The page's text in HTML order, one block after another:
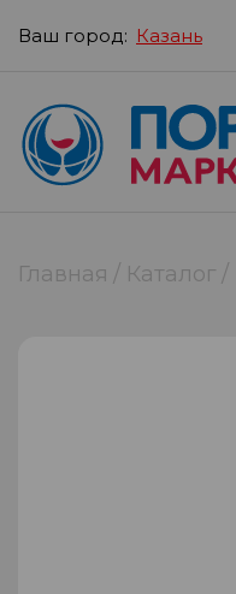
Ваш город:
Главная Каталог